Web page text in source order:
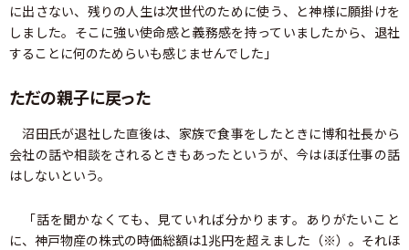
に出さない、残りの人生は次世代のために使う、と神様に願掛けを
しました。そこに強い使命感と義務感を持っていましたから、退社
することに何のためらいも感じませんでした」
ただの親子に戻った
沼田氏が退社した直後は、家族で食事をしたときに博和社長から
会社の話や相談をされるときもあったというが、今はほぼ仕事の話
はしないという。
「話を聞かなくても、見ていれば分かります。ありがたいこと
に、神戸物産の株式の時価総額は1兆円を超えました（※）。それほ